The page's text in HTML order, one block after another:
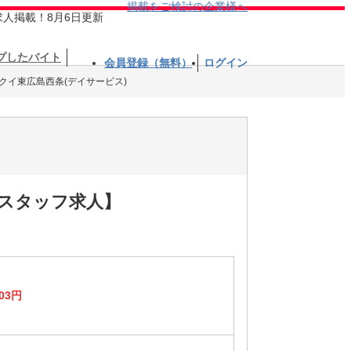
人掲載！8月6日更新
掲載をご検討の企業様へ
したバイト 会員登録（無料） ログイン
イ東広島西条(デイサービス)
タッフ求人】
円